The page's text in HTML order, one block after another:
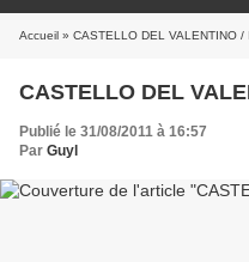
Accueil » CASTELLO DEL VALENTINO /
CASTELLO DEL
Publié le 31/08/2011 à 16:57
Par Guyl